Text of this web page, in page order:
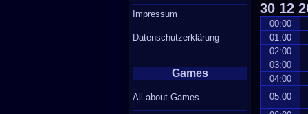
30 12
00:00
01:00
02:00
03:00
04:00
05:00
Impressum
Datenschutzerklärung
Games
All about Games